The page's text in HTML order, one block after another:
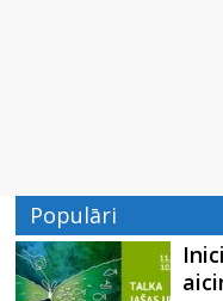
Populāri